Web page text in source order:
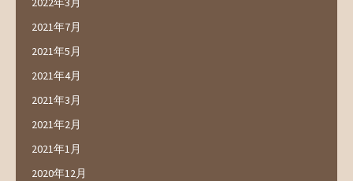
2021年7月
2021年5月
2021年4月
2021年3月
2021年2月
2021年1月
2020年12月